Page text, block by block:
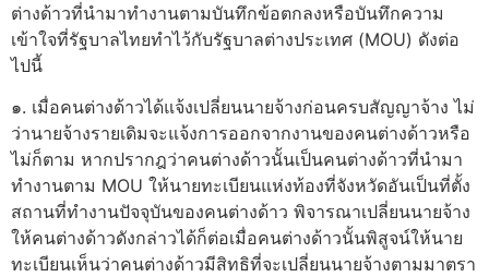
ต่างด้าวที่นำมาทำงานตามบันทึกข้อตกลงหรือบันทึกความ
เข้าใจที่รัฐบาลไทยทำไว้กับรัฐบาลต่างประเทศ (MOU) ดังต่อ
ไปนี้
๑. เมื่อคนต่างด้าวได้แจ้งเปลี่ยนนายจ้างก่อนครบสัญญาจ้าง ไม่
ว่านายจ้างรายเดิมจะแจ้งการออกจากงานของคนต่างด้าวหรือ
ไม่ก็ตาม หากปรากฎว่าคนต่างด้าวนั้นเป็นคนต่างด้าวที่นำมา
ทำงานตาม MOU ให้นายทะเบียนแห่งท้องที่จังหวัดอันเป็นที่ตั้ง
สถานที่ทำงานปัจจุบันของคนต่างด้าว พิจารณาเปลี่ยนนายจ้าง
ให้คนต่างด้าวดังกล่าวได้ก็ต่อเมื่อคนต่างด้าวนั้นพิสูจน์ให้นาย
ทะเบียนเห็นว่าคนต่างด้าวมีสิทธิที่จะเปลี่ยนนายจ้างตามมาตรา